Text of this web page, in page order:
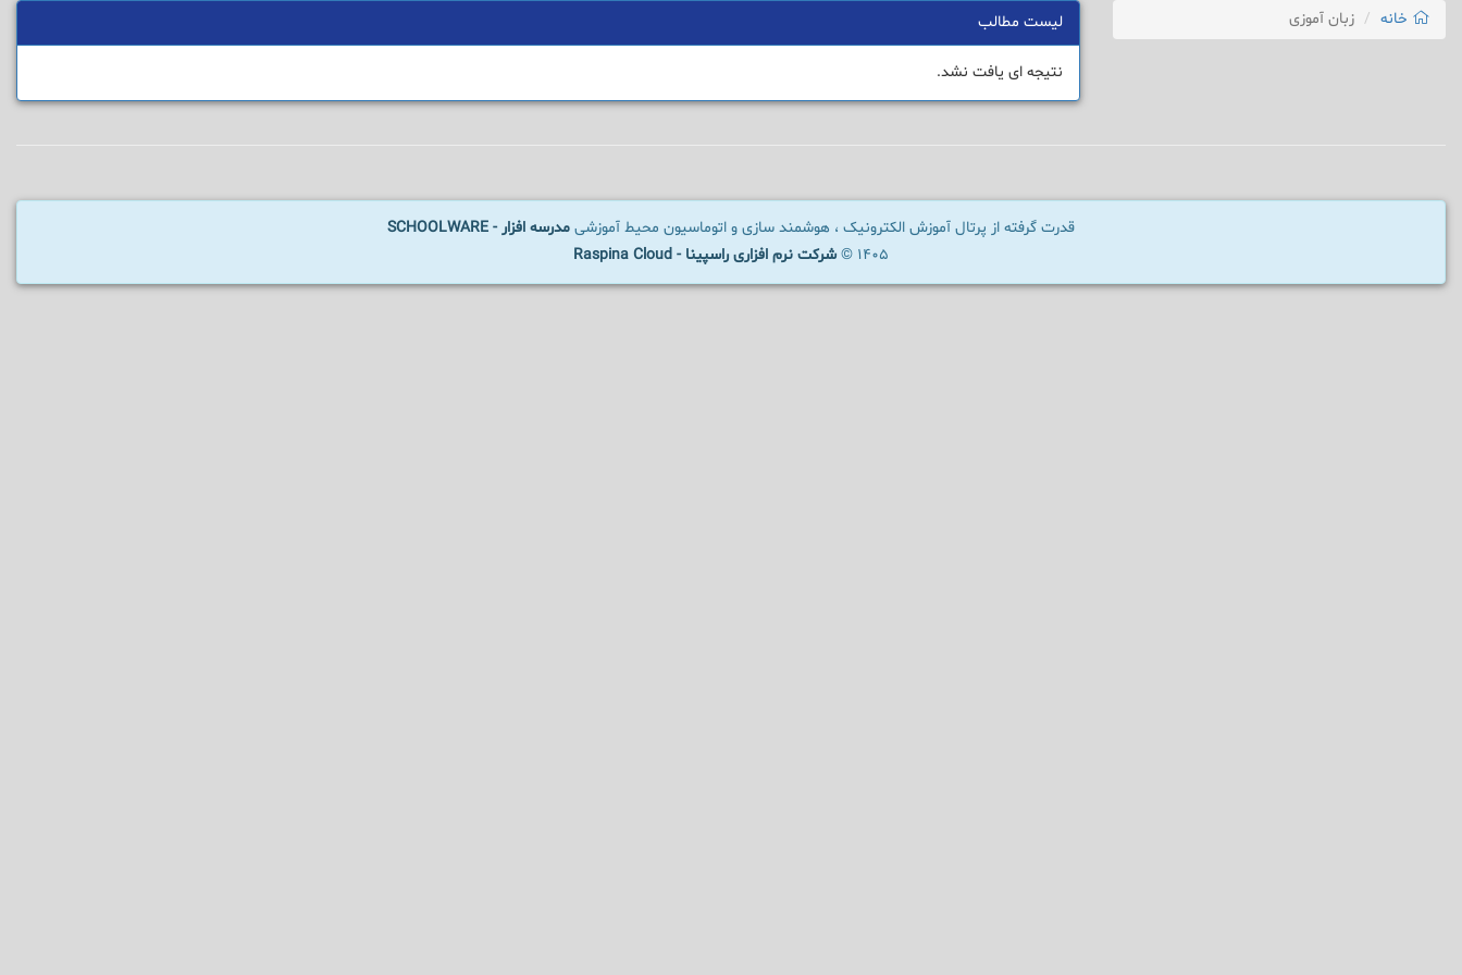
لیست مطالب
نتیجه ای یافت نشد.
خانه زبان آموزی
قدرت گرفته از پرتال آموزش الکترونیک ، هوشمند سازی و اتوماسیون محیط آموزشی مدرسه افزار - SCHOOLWARE
1405 ©
شرکت نرم افزاری راسپینا - Raspina Cloud